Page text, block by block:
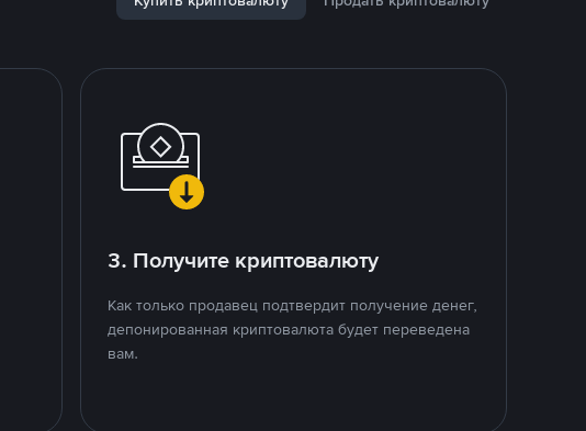
3. Получите криптовалюту
Как только продавец подтвердит получение денег,
депонированная криптовалюта будет переведена
вам.